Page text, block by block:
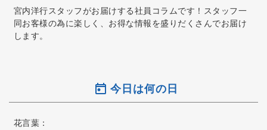
宮内洋行スタッフがお届けする社員コラムです！スタッフ一
同お客様の為に楽しく、お得な情報を盛りだくさんでお届け
します。
今日は何の日
花言葉：